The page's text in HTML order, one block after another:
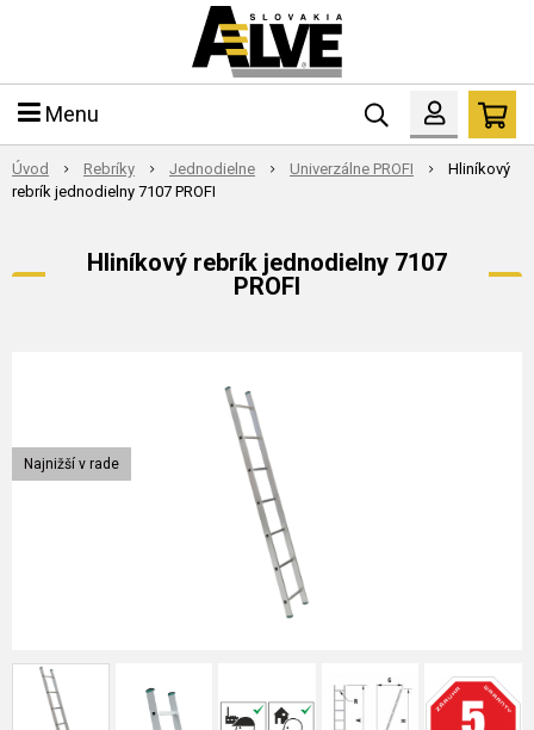
Menu
Úvod Rebríky Jednodielne Univerzálne PROFI
Hliníkový
rebrík jednodielny 7107 PROFI
Hliníkový rebrík jednodielny 7107
PROFI
Najnižší v rade